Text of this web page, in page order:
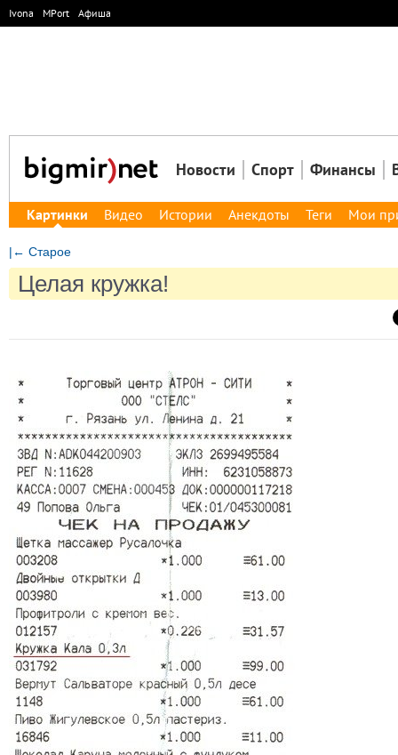
Ivona MPort Афиша
Новости Спорт Финансы
Картинки Видео Истории Анекдоты Теги Мои
|← Старое
Целая кружка!